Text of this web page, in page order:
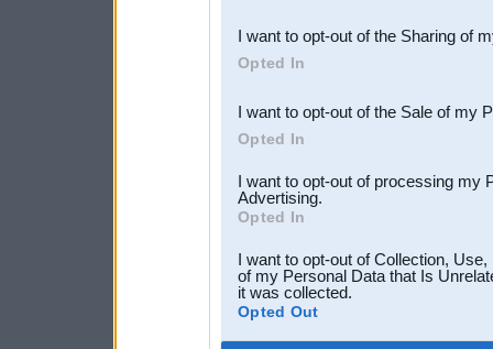
Downstream Participants
third parties.
I want to opt-out of the Sharing of
Opted In
I want to opt-out of the Sale of my
Opted In
I want to opt-out of processing my
Advertising.
Opted In
I want to opt-out of Collection,
of my Personal Data that Is
it was collected.
Opted Out